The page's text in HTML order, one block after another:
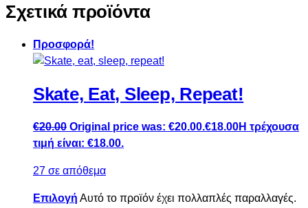
Σχετικά προϊόντα
Προσφορά!
Skate, Eat, Sleep, Repeat!
€20.00 Original price was: €20.00.€18.00Η τρέχουσα
τιμή είναι: €18.00.
27 σε απόθεμα
Επιλογή Αυτό το προϊόν έχει πολλαπλές παραλλαγές.